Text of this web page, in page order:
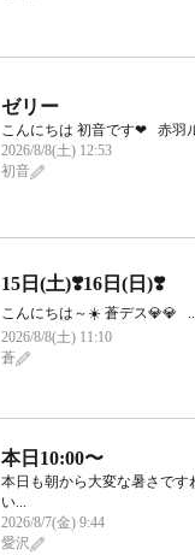
ゼリー
こんにちは 初音です❤︎‬ 赤羽
2026/8/8(土) 12:53
初音
15日(土)❣️16日(日)❣️
こんにちは～☀️ 蒼デス💎💎
2026/8/8(土) 11:10
蒼
本日10:00〜
本日も朝から大変な暑さです
い...
2026/8/7(金) 9:44
愛沢